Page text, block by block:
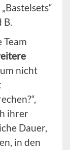
B.
nicht
ihrer
Dauer,
in den